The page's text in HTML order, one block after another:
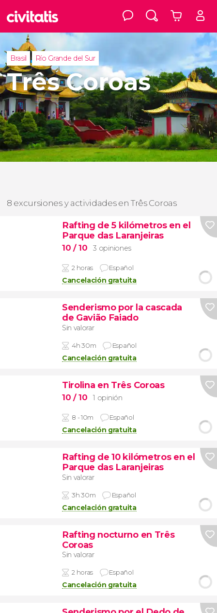
Brasil Río Grande del Sur
Três Coroas
8 excursiones y actividades en Três Coroas
Rafting de 5 kilómetros en el
Parque das Laranjeiras
10 / 10 3 opiniones
2 horas Español
Cancelación gratuita
Senderismo por la cascada
de Gavião Faiado
Sin valorar
4h 30m Español
Cancelación gratuita
Tirolina en Três Coroas
10 / 10 1 opinión
8 - 10m Español
Cancelación gratuita
Rafting de 10 kilómetros en el
Parque das Laranjeiras
Sin valorar
3h 30m Español
Cancelación gratuita
Rafting nocturno en Três
Coroas
Sin valorar
2 horas Español
Cancelación gratuita